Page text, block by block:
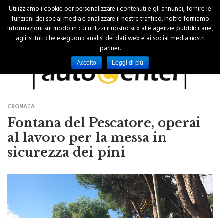
CRONACA
Fontana del Pescatore, operai
al lavoro per la messa in
Utilizziamo i cookie per personalizzare i contenuti e gli annunci, fornire le
funzioni dei social media e analizzare il nostro traffico. Inoltre forniamo
informazioni sul modo in cui utilizzi il nostro sito alle agenzie pubblicitarie,
agli istituti che eseguono analisi dei dati web e ai social media nostri
partner.
Accetto Leggi di più